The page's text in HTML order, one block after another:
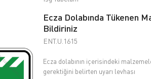
Ecza Dolabında Tükenen
Bildiriniz
ENT.U.1615
Ecza dolabının içerisindeki
gerektiğini belirten uyarı levhası